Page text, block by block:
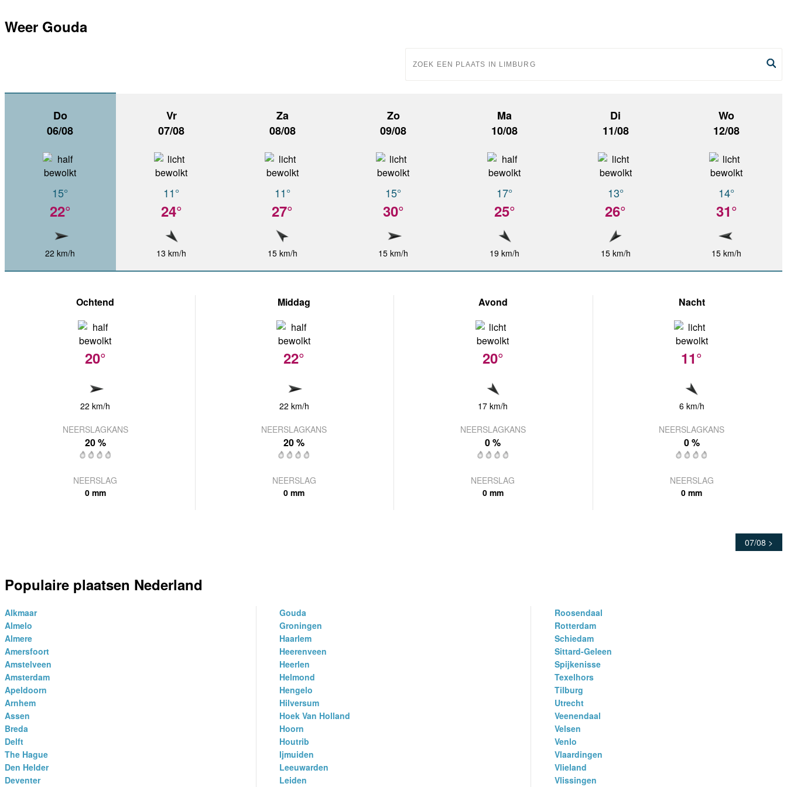
Weer Gouda
Do
06/08
15°
22°
22 km/h
Vr
07/08
11°
24°
13 km/h
Za
08/08
11°
27°
15 km/h
Zo
09/08
15°
30°
15 km/h
Ma
10/08
17°
25°
19 km/h
Di
11/08
13°
26°
15 km/h
Wo
12/08
14°
31°
15 km/h
Ochtend
20°
22 km/h
NEERSLAGKANS
20 %
NEERSLAG
0 mm
Middag
22°
22 km/h
NEERSLAGKANS
20 %
NEERSLAG
0 mm
Avond
20°
17 km/h
NEERSLAGKANS
0 %
NEERSLAG
0 mm
Nacht
11°
6 km/h
NEERSLAGKANS
0 %
NEERSLAG
0 mm
07/08 >
Populaire plaatsen Nederland
Alkmaar
Almelo
Almere
Amersfoort
Amstelveen
Amsterdam
Apeldoorn
Arnhem
Assen
Breda
Delft
The Hague
Den Helder
Deventer
Gouda
Groningen
Haarlem
Heerenveen
Heerlen
Helmond
Hengelo
Hilversum
Hoek Van Holland
Hoorn
Houtrib
Ijmuiden
Leeuwarden
Leiden
Roosendaal
Rotterdam
Schiedam
Sittard-Geleen
Spijkenisse
Texelhors
Tilburg
Utrecht
Veenendaal
Velsen
Venlo
Vlaardingen
Vlieland
Vlissingen